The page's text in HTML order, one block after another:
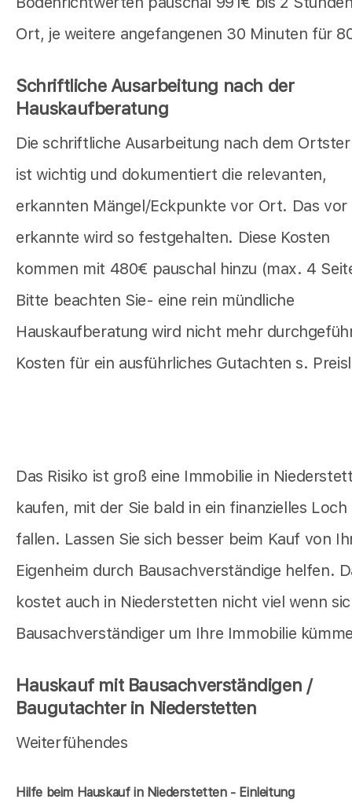
Ort, je weitere angefangenen 30 Minuten für
Schriftliche Ausarbeitung nach der
Hauskaufberatung
Die schriftliche Ausarbeitung nach dem
ist wichtig und dokumentiert die relevanten,
erkannten Mängel/Eckpunkte vor Ort. Das
erkannte wird so festgehalten. Diese Kosten
kommen mit 480€ pauschal hinzu (max. 4
Bitte beachten Sie- eine rein mündliche
Hauskaufberatung wird nicht mehr
Kosten für ein ausführliches Gutachten s.
Das Risiko ist groß eine Immobilie in
kaufen, mit der Sie bald in ein finanzielles Loch
fallen. Lassen Sie sich besser beim Kauf von
Eigenheim durch Bausachverständige helfen.
kostet auch in Niederstetten nicht viel wenn
Bausachverständiger um Ihre Immobilie
Hauskauf mit Bausachverständigen /
Baugutachter in Niederstetten
Weiterfühendes
Hilfe beim Hauskauf in Niederstetten - Einleitung